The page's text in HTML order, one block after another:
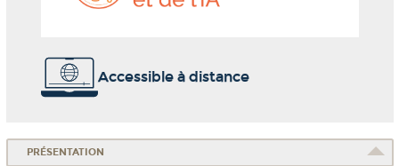
Accessible à distance
PRÉSENTATION